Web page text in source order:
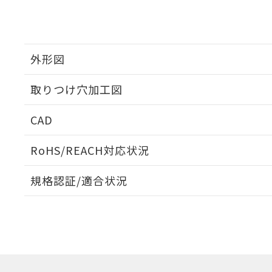
外形図
取りつけ穴加工図
CAD
RoHS/REACH対応状況
EU RoHS 注意事項・凡例
規格認証/適合状況